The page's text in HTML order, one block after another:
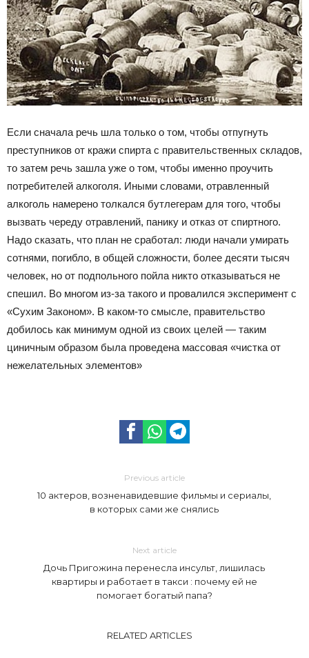
Если сначала речь шла только о том, чтобы отпугнуть
преступников от кражи спирта с правительственных складов,
то затем речь зашла уже о том, чтобы именно проучить
потребителей алкоголя. Иными словами, отравленный
алкоголь намерено толкался бутлегерам для того, чтобы
вызвать череду отравлений, панику и отказ от спиртного.
Надо сказать, что план не сработал: люди начали умирать
сотнями, погибло, в общей сложности, более десяти тысяч
человек, но от подпольного пойла никто отказываться не
спешил. Во многом из-за такого и провалился эксперимент с
«Сухим Законом». В каком-то смысле, правительство
добилось как минимум одной из своих целей — таким
циничным образом была проведена массовая «чистка от
нежелательных элементов»
Previous article
10 актеров, возненавидевшие фильмы и сериалы,
в которых сами же снялись
Next article
Дочь Пригожина перенесла инсульт, лишилась
квартиры и работает в такси : почему ей не
помогает богатый папа?
RELATED ARTICLES